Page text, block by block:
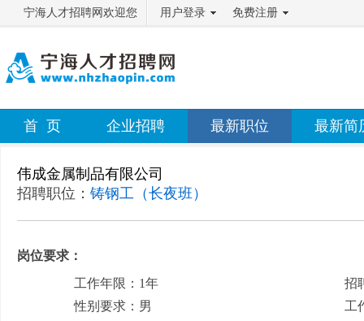
宁海人才招聘网欢迎您 用户登录 免费注册
首 页 企业招聘 最新职位 最新简
伟成金属制品有限公司
招聘职位： 铸钢工（长夜班）
岗位要求：
工作年限：1年
性别要求：男
招
工